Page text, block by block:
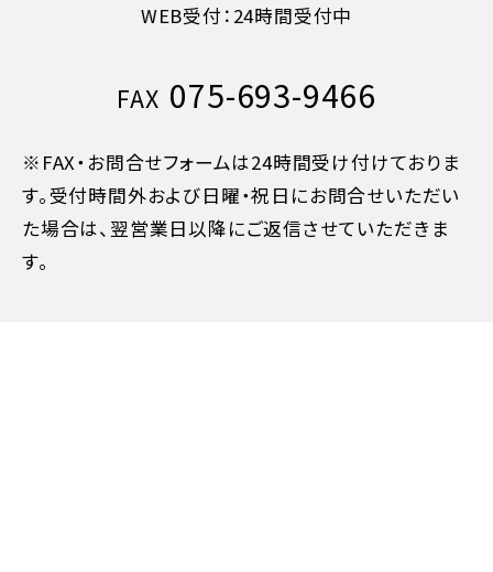
WEB受付：24時間受付中
FAX 075-693-9466
※FAX・お問合せフォームは24時間受け付けておりま
す。受付時間外および日曜・祝日にお問合せいただい
た場合は、翌営業日以降にご返信させていただきま
す。